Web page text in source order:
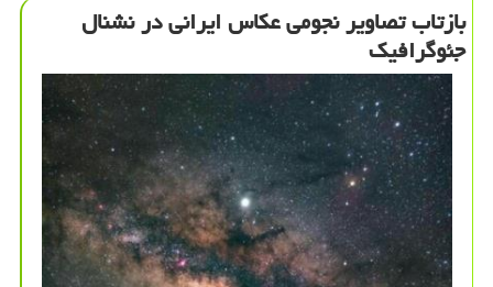
بازتاب تصاویر نجومی عكاس ایرانی در نشنال
جئوگرافیك